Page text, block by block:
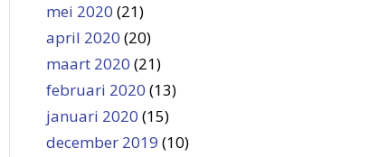
mei 2020 (21)
april 2020 (20)
maart 2020 (21)
februari 2020 (13)
januari 2020 (15)
december 2019 (10)